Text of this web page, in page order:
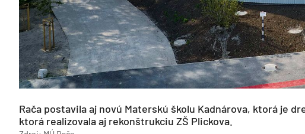
Rača postavila aj novú Materskú školu Kadnárova, ktorá je
ktorá realizovala aj rekonštrukciu ZŠ Plickova.